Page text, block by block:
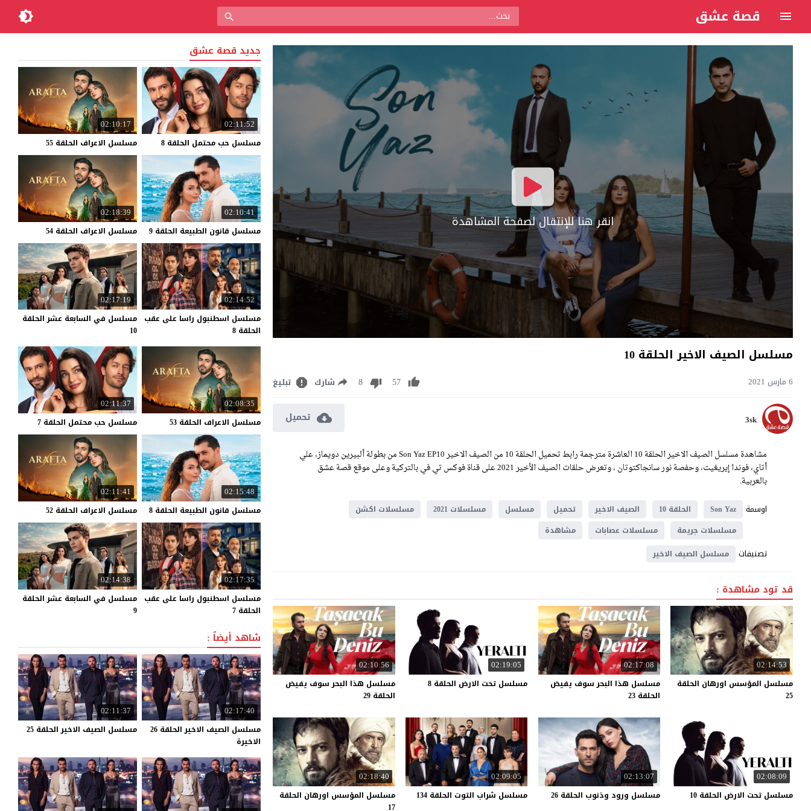
قصة عشق
انقر هنا للإنتقال لصفحة المشاهدة
مسلسل الصيف الاخير الحلقة 10
6 مارس 2021 57
8 شارك تبليغ
3sk تحميل
مشاهدة مسلسل الصيف الاخير الحلقة 10 العاشرة مترجمة رابط تحميل الحلقة 10 من الصيف الاخير Son Yaz EP10 من بطولة ألبيرين دويماز، علي
أتاي، فوندا إيريغيت، وحفصة نور سانجاكتوتان ، وتعرض حلقات الصيف الأخير 2021 على قناة فوكس تي في بالتركية وعلى موقع قصة عشق
بالعربية.
اوسمة
Son Yaz الحلقة 10 الصيف الاخير تحميل مسلسل مسلسلات 2021
مسلسلات اكشن
مسلسلات جريمة
مسلسلات عصابات مشاهدة
تصنيفات مسلسل الصيف الاخير
قد تود مشاهدة :
02:14:53
مسلسل المؤسس اورهان الحلقة
25
02:17:08
مسلسل هذا البحر سوف يفيض
الحلقة 23
02:19:05
مسلسل تحت الارض الحلقة 8
02:10:56
مسلسل هذا البحر سوف يفيض
الحلقة 29
02:08:09
مسلسل تحت الارض الحلقة 10
02:13:07
مسلسل ورود وذنوب الحلقة 26
02:09:05
مسلسل شراب التوت الحلقة 134
02:18:40
مسلسل المؤسس اورهان الحلقة
17
جديد قصة عشق
02:11:52
مسلسل حب محتمل الحلقة 8
02:10:17
مسلسل الاعراف الحلقة 55
02:10:41
مسلسل قانون الطبيعة الحلقة 9
02:18:39
مسلسل الاعراف الحلقة 54
02:14:52
مسلسل اسطنبول راسا على عقب
الحلقة 8
02:17:19
مسلسل في السابعة عشر الحلقة
10
02:08:35
مسلسل الاعراف الحلقة 53
02:11:37
مسلسل حب محتمل الحلقة 7
02:15:48
مسلسل قانون الطبيعة الحلقة 8
02:11:41
مسلسل الاعراف الحلقة 52
02:17:35
مسلسل اسطنبول راسا على عقب
الحلقة 7
02:14:38
مسلسل في السابعة عشر الحلقة
9
شاهد أيضاً :
02:17:40
مسلسل الصيف الاخير الحلقة 26
الاخيرة
02:11:37
مسلسل الصيف الاخير الحلقة 25